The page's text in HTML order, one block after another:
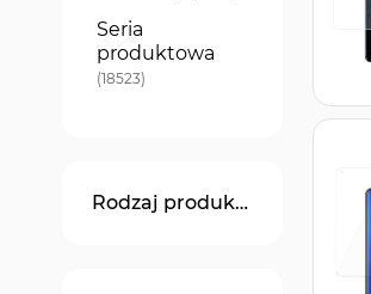
Seria
produktowa
18523
produkty
Rodzaj produktu